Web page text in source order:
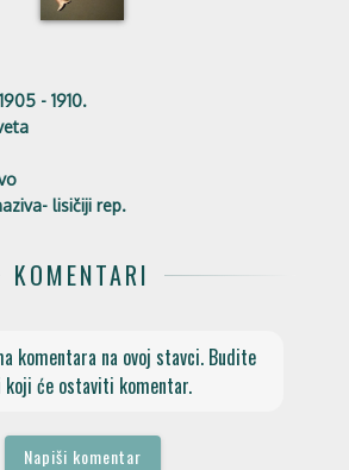
1905 - 1910.
lisičiji rep.
KOMENTARI
komentara na ovoj stavci. Budite
koji će ostaviti komentar.
Napiši komentar